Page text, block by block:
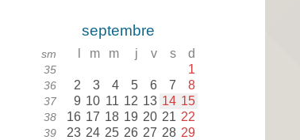
septembre
sm m m j v s d
35 1
36 2 3 4 5 6 7 8
37 9 10 11 12 13 14 15
38 16 17 18 19 20 21 22
39 23 24 25 26 27 28 29